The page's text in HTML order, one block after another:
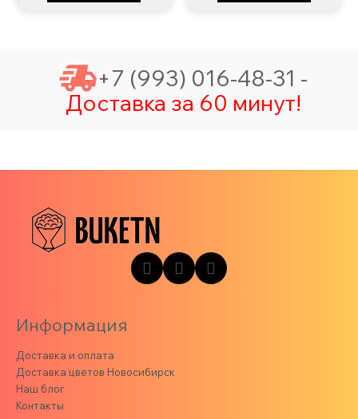
+7 (993) 016-48-31 -
Доставка за 60 минут!
Информация
Доставка и оплата
Доставка цветов Новосибирск
Наш блог
Контакты